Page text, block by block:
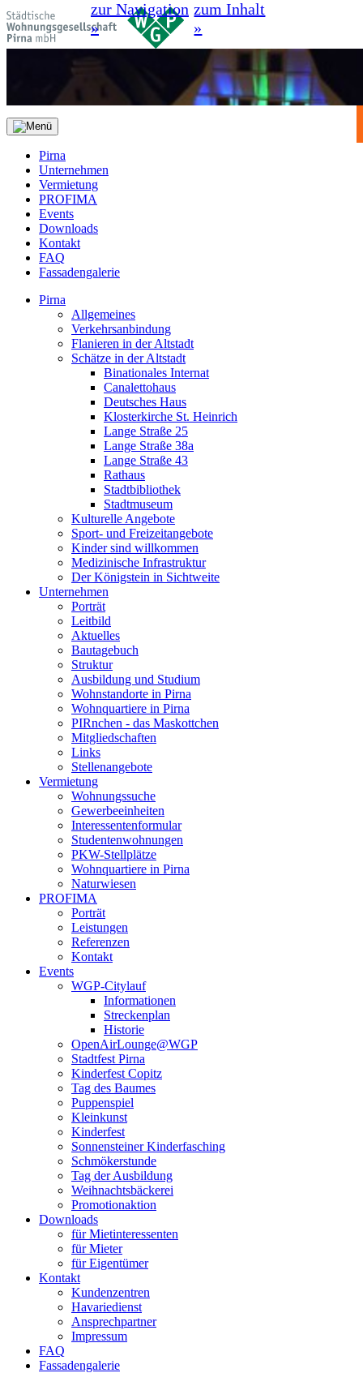
zur Navigation
»
zum Inhalt
»
Pirna
Unternehmen
Vermietung
PROFIMA
Events
Downloads
Kontakt
FAQ
Fassadengalerie
Pirna
Allgemeines
Verkehrsanbindung
Flanieren in der Altstadt
Schätze in der Altstadt
Binationales Internat
Canalettohaus
Deutsches Haus
Klosterkirche St. Heinrich
Lange Straße 25
Lange Straße 38a
Lange Straße 43
Rathaus
Stadtbibliothek
Stadtmuseum
Kulturelle Angebote
Sport- und Freizeitangebote
Kinder sind willkommen
Medizinische Infrastruktur
Der Königstein in Sichtweite
Unternehmen
Porträt
Leitbild
Aktuelles
Bautagebuch
Struktur
Ausbildung und Studium
Wohnstandorte in Pirna
Wohnquartiere in Pirna
PIRnchen - das Maskottchen
Mitgliedschaften
Links
Stellenangebote
Vermietung
Wohnungssuche
Gewerbeeinheiten
Interessentenformular
Studentenwohnungen
PKW-Stellplätze
Wohnquartiere in Pirna
Naturwiesen
PROFIMA
Porträt
Leistungen
Referenzen
Kontakt
Events
WGP-Citylauf
Informationen
Streckenplan
Historie
OpenAirLounge@WGP
Stadtfest Pirna
Kinderfest Copitz
Tag des Baumes
Puppenspiel
Kleinkunst
Kinderfest
Sonnensteiner Kinderfasching
Schmökerstunde
Tag der Ausbildung
Weihnachtsbäckerei
Promotionaktion
Downloads
für Mietinteressenten
für Mieter
für Eigentümer
Kontakt
Kundenzentren
Havariedienst
Ansprechpartner
Impressum
FAQ
Fassadengalerie